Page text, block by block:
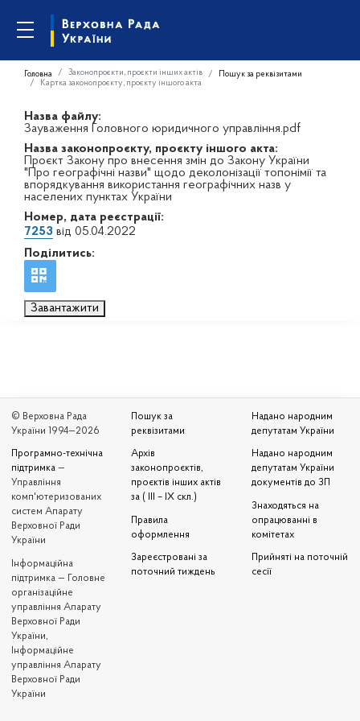
Головна Законопроєкти, проєкти інших актів
Пошук за реквізитами
Картка законопроєкту, проєкту іншого акта
Назва файлу:
Зауваження Головного юридичного управління.pdf
Назва законопроєкту, проєкту іншого акта:
Проєкт Закону про внесення змін до Закону України
"Про географічні назви" щодо деколонізації топонімії та
впорядкування використання географічних назв у
населених пунктах України
Номер, дата реєстрації:
7253 від 05.04.2022
Поділитись:
Завантажити
© Верховна Рада
України 1994—2026
Програмно-технічна
підтримка —
Управління
комп'ютеризованих
систем Апарату
Верховної Ради
України
Iнформаційна
підтримка — Головне
організаційне
управління Апарату
Верховної Ради
України,
Інформаційне
управління Апарату
Верховної Ради
України
Пошук за
реквізитами
Архів
законопроєктів,
проєктів інших актів
за ( III – IX скл.)
Правила
оформлення
Зареєстровані за
поточний тиждень
Надано народним
депутатам України
Надано народним
депутатам України
документів до ЗП
Знаходяться на
опрацюванні в
комітетах
Прийняті на поточній
сесії